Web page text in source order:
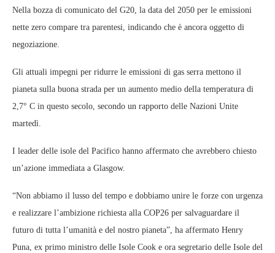
Nella bozza di comunicato del G20, la data del 2050 per le emissioni
nette zero compare tra parentesi, indicando che è ancora oggetto di
negoziazione.
Gli attuali impegni per ridurre le emissioni di gas serra mettono il
pianeta sulla buona strada per un aumento medio della temperatura di
2,7° C in questo secolo, secondo un rapporto delle Nazioni Unite
martedì.
I leader delle isole del Pacifico hanno affermato che avrebbero chiesto
un’azione immediata a Glasgow.
“Non abbiamo il lusso del tempo e dobbiamo unire le forze con urgenza
e realizzare l’ambizione richiesta alla COP26 per salvaguardare il
futuro di tutta l’umanità e del nostro pianeta”, ha affermato Henry
Puna, ex primo ministro delle Isole Cook e ora segretario delle Isole del